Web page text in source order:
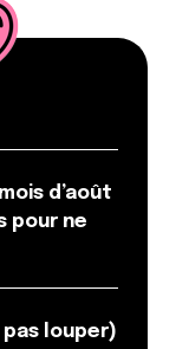
d’août
pour ne
louper)